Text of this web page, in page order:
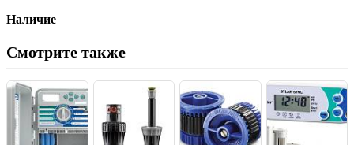
Наличие
Смотрите также